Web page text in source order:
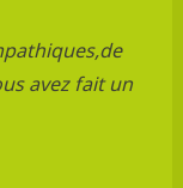
avez fait un